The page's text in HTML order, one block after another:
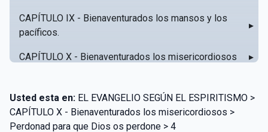
CAPÍTULO IX - Bienaventurados los mansos y los
pacíficos.
▸
CAPÍTULO X - Bienaventurados los misericordiosos ▸
CAPÍTULO XII - Amad a vuestros enemigos
Usted esta en: EL EVANGELIO SEGÚN EL ESPIRITISMO >
CAPÍTULO X - Bienaventurados los misericordiosos >
Perdonad para que Dios os perdone > 4